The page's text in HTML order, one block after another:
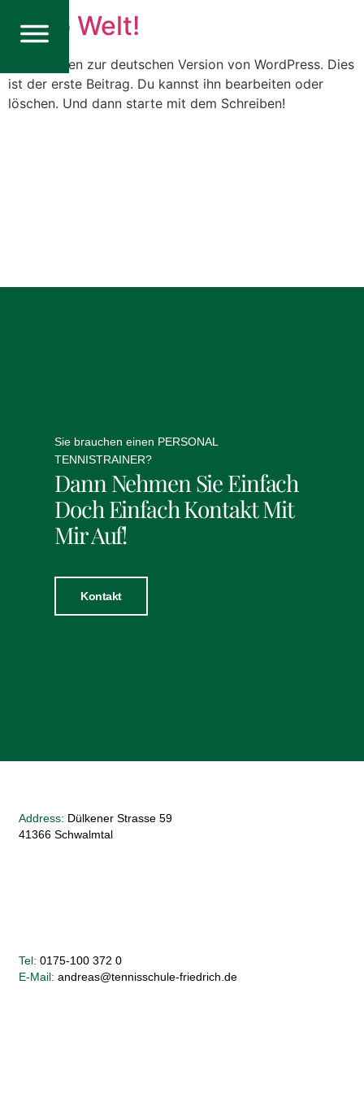
Hallo Welt!
Willkommen zur deutschen Version von WordPress. Dies
ist der erste Beitrag. Du kannst ihn bearbeiten oder
löschen. Und dann starte mit dem Schreiben!
Sie brauchen einen PERSONAL
TENNISTRAINER?
Dann Nehmen Sie Einfach
Doch Einfach Kontakt Mit
Mir Auf!
Kontakt
Tel:0175-100 372 0
E-Mail:andreas@tennisschule-friedrich.de
Address: Dülkener Strasse 59
41366 Schwalmtal